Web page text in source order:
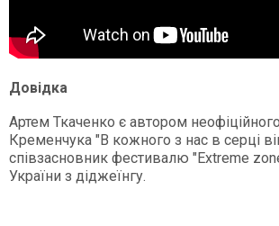
Довідка
Артем Ткаченко є автором
Кременчука "В кожного з нас в серці
співзасновник фестивалю "Extreme
України з діджеїнгу.